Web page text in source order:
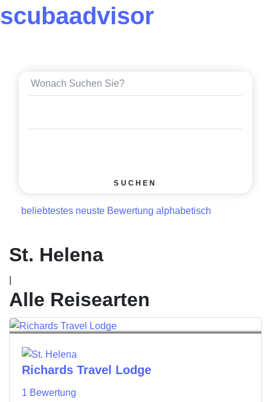
scubaadvisor
SUCHEN
beliebtestes neuste Bewertung alphabetisch
St. Helena
Alle Reisearten
Richards Travel Lodge
1 Bewertung